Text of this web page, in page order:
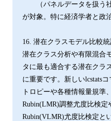
（パネルデータを扱う社
が対象。特に経済学者と政
16. 潜在クラスモデル比較
潜在クラス分析や有限混合
タに最も適合する潜在クラ
に重要です。新しいlcstats
トロピーや各種情報量規準
Rubin(LMR)調整尤度比検定
Rubin(VLMR)尤度比検定と